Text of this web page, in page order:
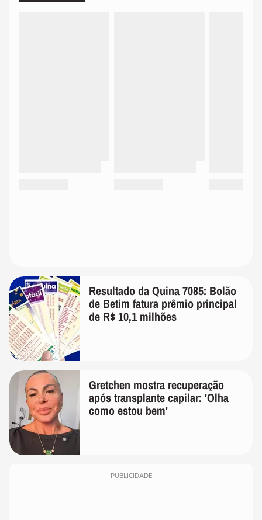
Resultado da Quina 7085: Bolão
de Betim fatura prêmio principal
de R$ 10,1 milhões
Gretchen mostra recuperação
após transplante capilar: 'Olha
como estou bem'
PUBLICIDADE